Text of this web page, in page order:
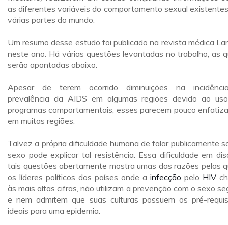
as diferentes variáveis do comportamento sexual
várias partes do mundo.
Um resumo desse estudo foi publicado na revista médica
neste ano. Há várias questões levantadas no trabalho, as
serão apontadas abaixo.
Apesar de terem ocorrido diminuições na
prevalência da AIDS em algumas regiões devido ao
programas comportamentais, esses parecem pouco
em muitas regiões.
Talvez a própria dificuldade humana de falar publicamente
sexo pode explicar tal resistência. Essa dificuldade em
tais questões abertamente mostra umas das razões pelas
os líderes políticos dos países onde a infecção pelo HIV
às mais altas cifras, não utilizam a prevenção com o sexo
e nem admitem que suas culturas possuem os pré-
ideais para uma epidemia.